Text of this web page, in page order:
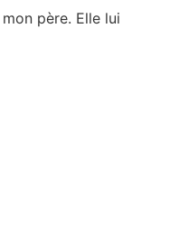
père. Elle lui